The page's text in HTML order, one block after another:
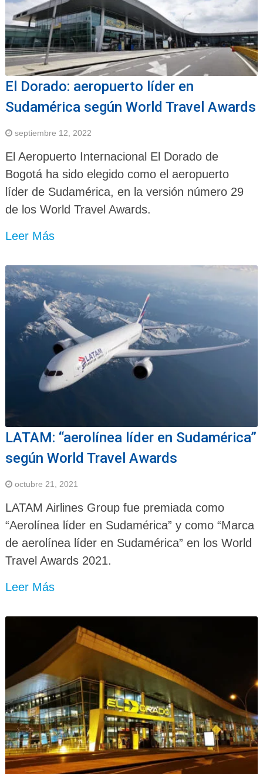
El Dorado: aeropuerto líder en
Sudamérica según World Travel Awards
septiembre 12, 2022
El Aeropuerto Internacional El Dorado de
Bogotá ha sido elegido como el aeropuerto
líder de Sudamérica, en la versión número 29
de los World Travel Awards.
Leer Más
LATAM: “aerolínea líder en Sudamérica”
según World Travel Awards
octubre 21, 2021
LATAM Airlines Group fue premiada como
“Aerolínea líder en Sudamérica” y como “Marca
de aerolínea líder en Sudamérica” en los World
Travel Awards 2021.
Leer Más